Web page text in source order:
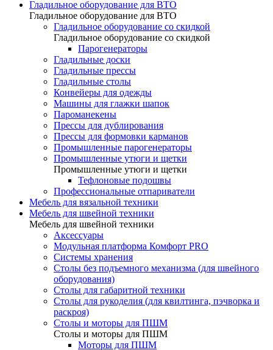
Гладильное оборудование для ВТО
Гладильное оборудование для ВТО
Гладильное оборудование со скидкой
Гладильное оборудование со скидкой
Парогенераторы
Гладильные доски
Гладильные прессы
Гладильные столы
Конвейеры для одежды
Машины для глажки шапок
Пароманекены
Прессы для дублирования
Прессы для формовки карманов
Промышленные парогенераторы
Промышленные утюги и щетки
Промышленные утюги и щетки
Тефлоновые подошвы
Профессиональные отпариватели
Мебель для вязальной техники
Мебель для швейной техники
Мебель для швейной техники
Аксессуары
Модульная платформа Комфорт PRO
Системы хранения
Столы без подъемного механизма (для швейного
оборудования)
Столы для габаритной техники
Столы для рукоделия (для квилтинга, пэчворка и
раскроя)
Столы и моторы для ПШМ
Столы и моторы для ПШМ
Моторы для ПШМ